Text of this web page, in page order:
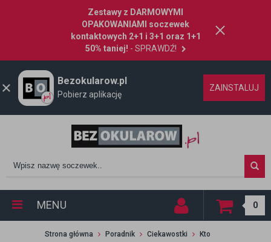
Zestawy z DARMOWYMI
OPAKOWANIAMI soczewek
kontaktowych 2+1 i 3+1 oraz 1+1
50% taniej! - SPRAWDŹ!
Bezokularow.pl
Pobierz aplikację
ZAINSTALUJ
MENU 0
Strona główna Poradnik Ciekawostki
Kto